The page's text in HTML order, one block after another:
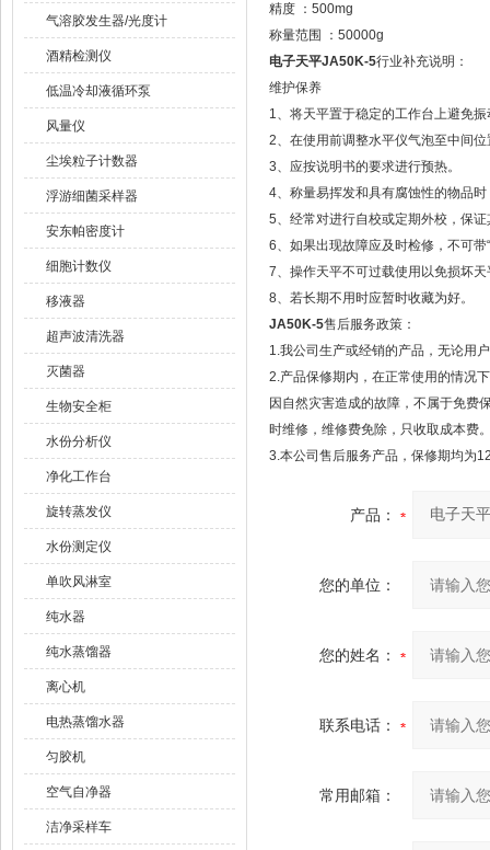
气溶胶发生器/光度计
酒精检测仪
低温冷却液循环泵
风量仪
尘埃粒子计数器
浮游细菌采样器
安东帕密度计
细胞计数仪
移液器
超声波清洗器
灭菌器
生物安全柜
水份分析仪
净化工作台
旋转蒸发仪
水份测定仪
单吹风淋室
纯水器
纯水蒸馏器
离心机
电热蒸馏水器
匀胶机
空气自净器
洁净采样车
精度 ：500mg
称量范围 ：50000g
电子天平JA50K-5行业补充说明：
维护保养
1、将天平置于稳定的工作台上避免
2、在使用前调整水平仪气泡至中间位
3、应按说明书的要求进行预热。
4、称量易挥发和具有腐蚀性的物品
5、经常对进行自校或定期外校，保
6、如果出现故障应及时检修，不可带
7、操作天平不可过载使用以免损坏天
8、若长期不用时应暂时收藏为好。
JA50K-5售后服务政策：
1.我公司生产或经销的产品，无论用
2.产品保修期内，在正常使用的情况
因自然灾害造成的故障，不属于免费
时维修，维修费免除，只收取成本费
3.本公司售后服务产品，保修期均为
产品：
您的单位：
您的姓名：
联系电话：
常用邮箱：